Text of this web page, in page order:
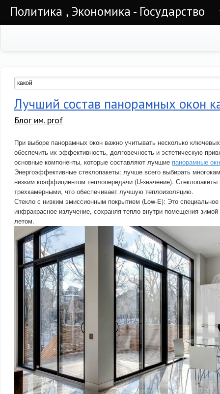
Политика , Экономика - Государство
Лучший состав панорамных окон
Блог им. prof
При выборе панорамных окон важно учитывать несколько
обеспечить их эффективность, долговечность и эстетическую
основные компоненты, которые составляют лучшие панорамные
Энергоэффективные стеклопакеты: лучше всего выбирать
низким коэффициентом теплопередачи (U-значение).
трехкамерными, что обеспечивает лучшую теплоизоляцию.
Стекло с низким эмиссионным покрытием (Low-E): Это
инфракрасное излучение, сохраняя тепло внутри помещения
летом.